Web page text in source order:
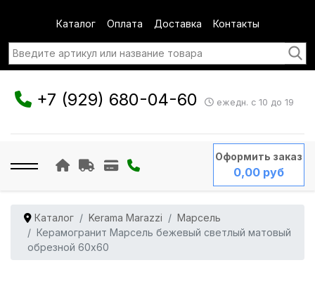
Каталог Оплата Доставка Контакты
+7 (929) 680-04-60 ежедн. с 10 до 19
Оформить заказ
0,00 руб
Каталог Kerama Marazzi
Марсель
Керамогранит Марсель бежевый светлый матовый
обрезной 60x60